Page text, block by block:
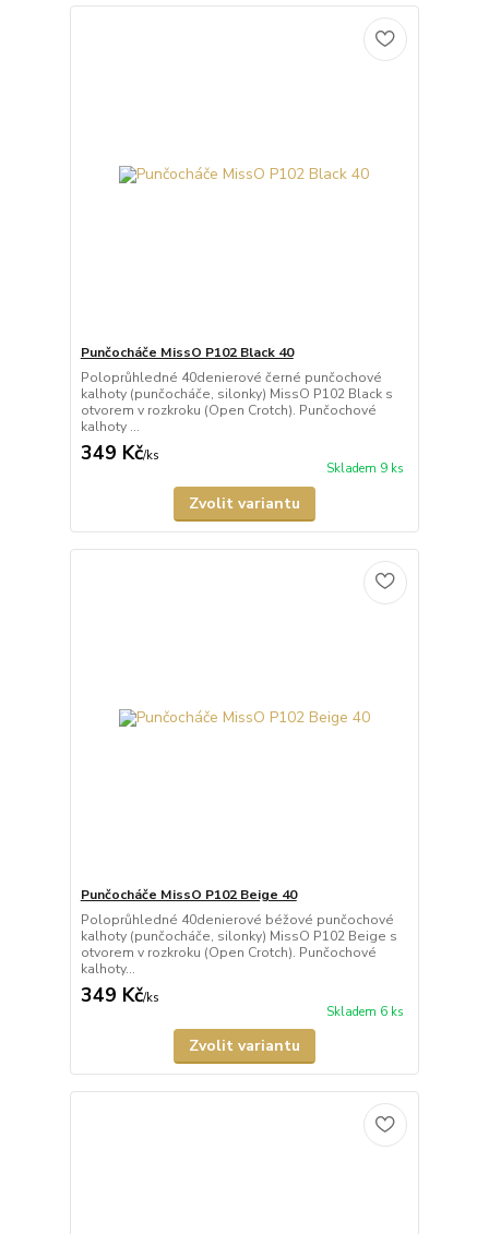
Punčocháče MissO P102 Black 40
Poloprůhledné 40denierové černé punčochové
kalhoty (punčocháče, silonky) MissO P102 Black s
otvorem v rozkroku (Open Crotch). Punčochové
kalhoty ...
349 Kč/ks
Skladem 9 ks
Zvolit variantu
Punčocháče MissO P102 Beige 40
Poloprůhledné 40denierové béžové punčochové
kalhoty (punčocháče, silonky) MissO P102 Beige s
otvorem v rozkroku (Open Crotch). Punčochové
kalhoty...
349 Kč/ks
Skladem 6 ks
Zvolit variantu